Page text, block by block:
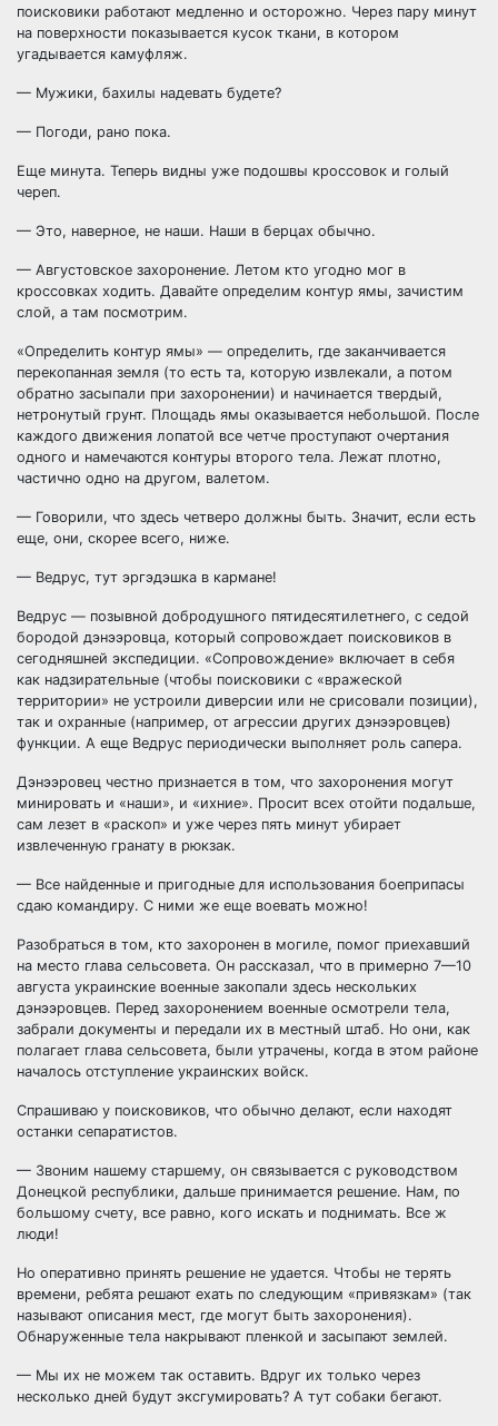
поисковики работают медленно и осторожно. Через пару минут
на поверхности показывается кусок ткани, в котором
угадывается камуфляж.
— Мужики, бахилы надевать будете?
— Погоди, рано пока.
Еще минута. Теперь видны уже подошвы кроссовок и голый
череп.
— Это, наверное, не наши. Наши в берцах обычно.
— Августовское захоронение. Летом кто угодно мог в
кроссовках ходить. Давайте определим контур ямы, зачистим
слой, а там посмотрим.
«Определить контур ямы» — определить, где заканчивается
перекопанная земля (то есть та, которую извлекали, а потом
обратно засыпали при захоронении) и начинается твердый,
нетронутый грунт. Площадь ямы оказывается небольшой. После
каждого движения лопатой все четче проступают очертания
одного и намечаются контуры второго тела. Лежат плотно,
частично одно на другом, валетом.
— Говорили, что здесь четверо должны быть. Значит, если есть
еще, они, скорее всего, ниже.
— Ведрус, тут эргэдэшка в кармане!
Ведрус — позывной добродушного пятидесятилетнего, с седой
бородой дэнээровца, который сопровождает поисковиков в
сегодняшней экспедиции. «Сопровождение» включает в себя
как надзирательные (чтобы поисковики с «вражеской
территории» не устроили диверсии или не срисовали позиции),
так и охранные (например, от агрессии других дэнээровцев)
функции. А еще Ведрус периодически выполняет роль сапера.
Дэнээровец честно признается в том, что захоронения могут
минировать и «наши», и «ихние». Просит всех отойти подальше,
сам лезет в «раскоп» и уже через пять минут убирает
извлеченную гранату в рюкзак.
— Все найденные и пригодные для использования боеприпасы
сдаю командиру. С ними же еще воевать можно!
Разобраться в том, кто захоронен в могиле, помог приехавший
на место глава сельсовета. Он рассказал, что в примерно 7—10
августа украинские военные закопали здесь нескольких
дэнээровцев. Перед захоронением военные осмотрели тела,
забрали документы и передали их в местный штаб. Но они, как
полагает глава сельсовета, были утрачены, когда в этом районе
началось отступление украинских войск.
Спрашиваю у поисковиков, что обычно делают, если находят
останки сепаратистов.
— Звоним нашему старшему, он связывается с руководством
Донецкой республики, дальше принимается решение. Нам, по
большому счету, все равно, кого искать и поднимать. Все ж
люди!
Но оперативно принять решение не удается. Чтобы не терять
времени, ребята решают ехать по следующим «привязкам» (так
называют описания мест, где могут быть захоронения).
Обнаруженные тела накрывают пленкой и засыпают землей.
— Мы их не можем так оставить. Вдруг их только через
несколько дней будут эксгумировать? А тут собаки бегают.